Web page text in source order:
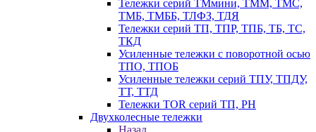
Тележки серий ТМмини, ТММ, ТМС,
ТМБ, ТМББ, ТЛФЗ, ТДЯ
Тележки серий ТП, ТПР, ТПБ, ТБ, ТС,
ТКД
Усиленные тележки с поворотной осью
ТПО, ТПОБ
Усиленные тележки серий ТПУ, ТПДУ,
ТТ, ТТД
Тележки TOR серий ТП, PH
Двухколесные тележки
Назад